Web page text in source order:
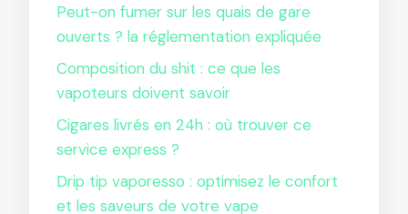
Peut-on fumer sur les quais de gare
ouverts ? la réglementation expliquée
Composition du shit : ce que les
vapoteurs doivent savoir
Cigares livrés en 24h : où trouver ce
service express ?
Drip tip vaporesso : optimisez le confort
et les saveurs de votre vape